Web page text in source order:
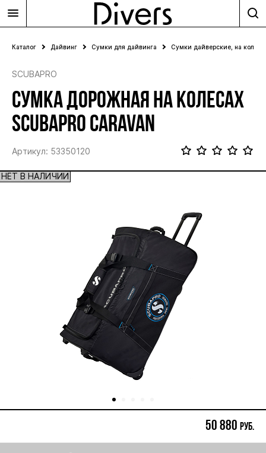
Каталог Дайвинг Сумки для дайвинга Сумки дайверские, на
SCUBAPRO
СУМКА ДОРОЖНАЯ НА КОЛЕСАХ
SCUBAPRO CARAVAN
Артикул: 53350120
НЕТ В НАЛИЧИИ
50 880 руб.